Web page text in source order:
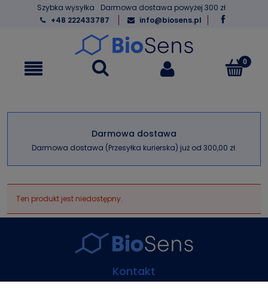
Szybka wysyłka
Darmowa dostawa powyżej 300 zł
+48 222433787
info@biosens.pl
Darmowa dostawa
Darmowa dostawa (Przesyłka kurierska) już od 300,00 zł.
Ten produkt jest niedostępny.
Kontakt